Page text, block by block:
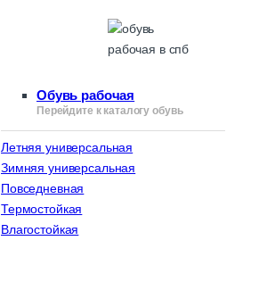
Обувь рабочая
Перейдите к каталогу обувь
Летняя универсальная
Зимняя универсальная
Повседневная
Термостойкая
Влагостойкая